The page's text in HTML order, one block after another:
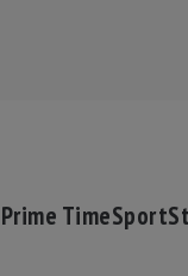
Prime TimeSport